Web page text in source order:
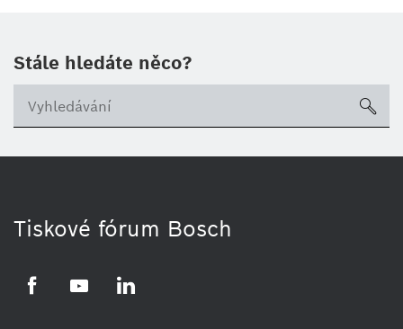
Stále hledáte něco?
Tiskové fórum Bosch